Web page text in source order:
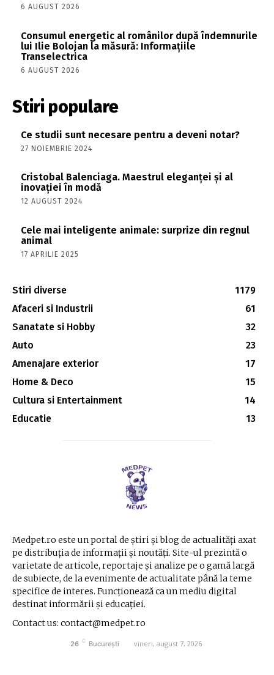
6 AUGUST 2026
Consumul energetic al românilor după îndemnurile
lui Ilie Bolojan la măsură: Informațiile
Transelectrica
6 AUGUST 2026
Stiri populare
Ce studii sunt necesare pentru a deveni notar?
27 NOIEMBRIE 2024
Cristobal Balenciaga. Maestrul eleganței și al
inovației în modă
12 AUGUST 2024
Cele mai inteligente animale: surprize din regnul
animal
17 APRILIE 2025
Stiri diverse
1179
Afaceri si Industrii
61
Sanatate si Hobby
32
Auto
23
Amenajare exterior
17
Home & Deco
15
Cultura si Entertainment
14
Educatie
13
Medpet.ro este un portal de știri și blog de actualități axat
pe distribuția de informații și noutăți. Site-ul prezintă o
varietate de articole, reportaje și analize pe o gamă largă
de subiecte, de la evenimente de actualitate până la teme
specifice de interes. Funcționează ca un mediu digital
destinat informării și educației.
Contact us: contact@medpet.ro
26 C București vineri, august 7, 2026